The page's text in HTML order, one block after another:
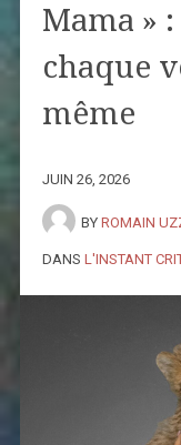
Mama »
chaque
même
JUIN 26, 2026
BY ROMAIN
DANS L'INSTANT